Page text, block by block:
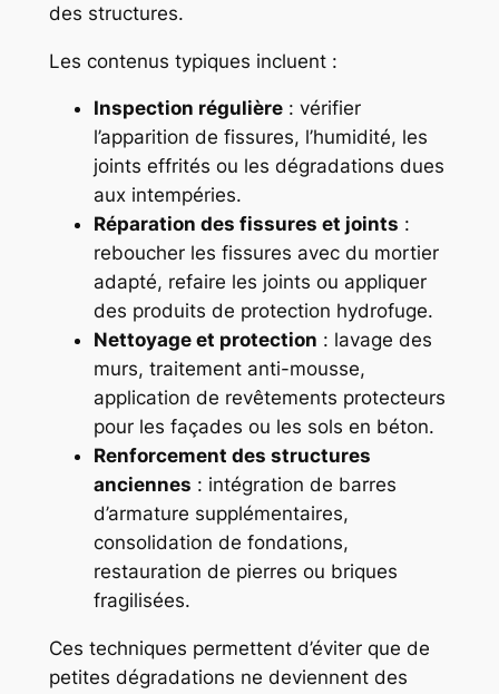
des structures.
Les contenus typiques incluent :
Inspection régulière: vérifier
l’apparition de fissures, l’humidité, les
joints effrités ou les dégradations dues
aux intempéries.
Réparation des fissures et joints :
reboucher les fissures avec du mortier
adapté, refaire les joints ou appliquer
des produits de protection hydrofuge.
Nettoyage et protection : lavage des
murs, traitement anti-mousse,
application de revêtements protecteurs
pour les façades ou les sols en béton.
Renforcement des structures
anciennes : intégration de barres
d’armature supplémentaires,
consolidation de fondations,
restauration de pierres ou briques
fragilisées.
Ces techniques permettent d’éviter que de
petites dégradations ne deviennent des